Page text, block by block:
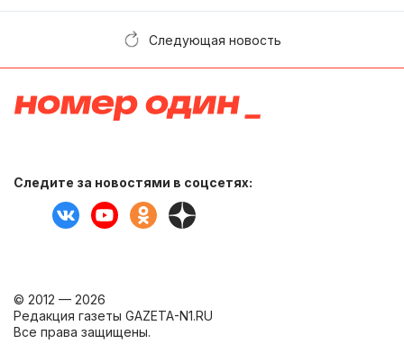
Следующая новость
Следите за новостями в соцсетях:
© 2012 — 2026
Редакция газеты GAZETA-N1.RU
Все права защищены.